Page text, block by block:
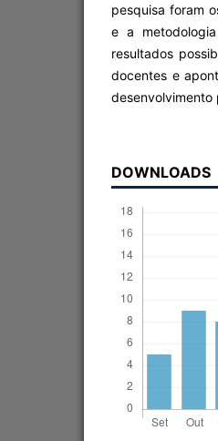
pesquisa foram
e a
resultados
docentes e
desenvolvimento
DOWNLOADS